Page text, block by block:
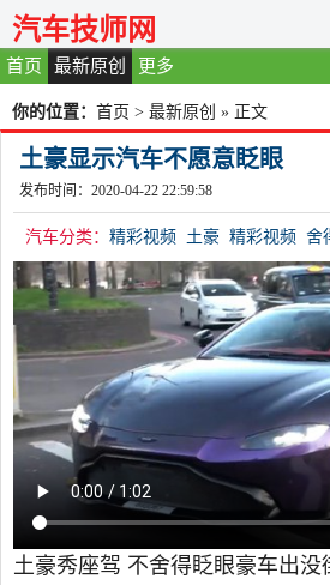
首页 最新原创 更多
汽车技师网
你的位置： 首页 > 最新原创 » 正文
土豪显示汽车不愿意眨眼
发布时间：2020-04-22 22:59:58
汽车分类： 精彩视频 土豪 精彩视频 舍
土豪秀座驾 不舍得眨眼豪车出没